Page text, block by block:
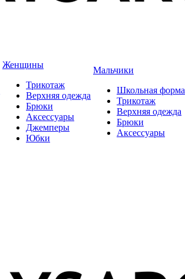
Женщины
Трикотаж
Верхняя одежда
Брюки
Аксессуары
Джемперы
Юбки
Мальчики
Школьная форма
Трикотаж
Верхняя одежда
Брюки
Аксессуары